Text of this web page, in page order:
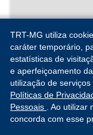
PE 11/2022
Processo:
25.433/2022/SEAA
Licitações-e
Nº 949581
TRT-MG utiliza
caráter temporário,
estatísticas de
e aperfeiçoamento
utilização de
Políticas de
Pessoais
. Ao
concorda com esse